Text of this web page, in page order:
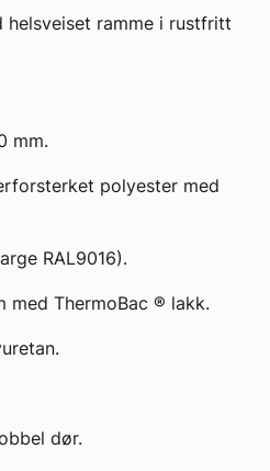
helsveiset ramme i rustfritt
mm.
polyester med
RAL9016).
med ThermoBac ® lakk.
dør.